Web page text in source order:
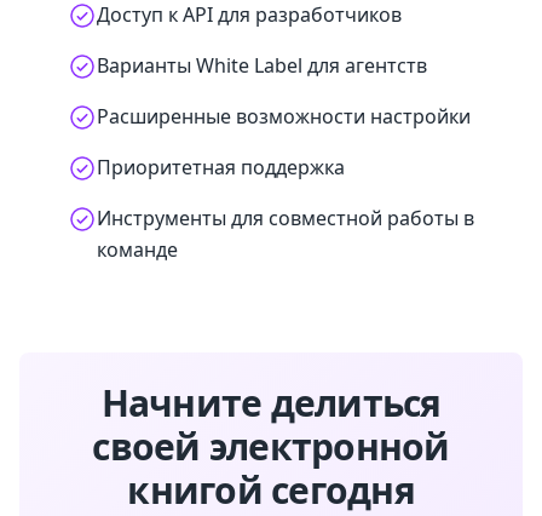
Доступ к API для разработчиков
Варианты White Label для агентств
Расширенные возможности настройки
Приоритетная поддержка
Инструменты для совместной работы в
команде
Начните делиться
своей электронной
книгой сегодня